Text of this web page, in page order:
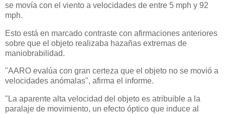
se movía con el viento a velocidades de entre 5 mph y 92
mph.
Esto está en marcado contraste con afirmaciones anteriores
sobre que el objeto realizaba hazañas extremas de
maniobrabilidad.
"AARO evalúa con gran certeza que el objeto no se movió a
velocidades anómalas", afirma el informe.
"La aparente alta velocidad del objeto es atribuible a la
paralaje de movimiento, un efecto óptico que induce al